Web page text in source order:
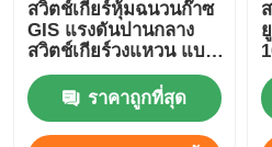
สวิตช์เกียร์หุ้มฉนวนก๊าซ
GIS แรงดันปานกลาง
สวิตช์เกียร์วงแหวน แบบ
ปิดสนิท 630A
ราคาถูกที่สุด